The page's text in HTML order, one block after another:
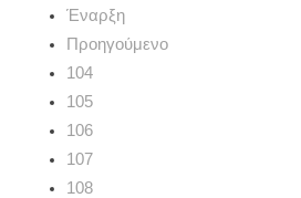
Έναρξη
Προηγούμενο
104
105
106
107
108